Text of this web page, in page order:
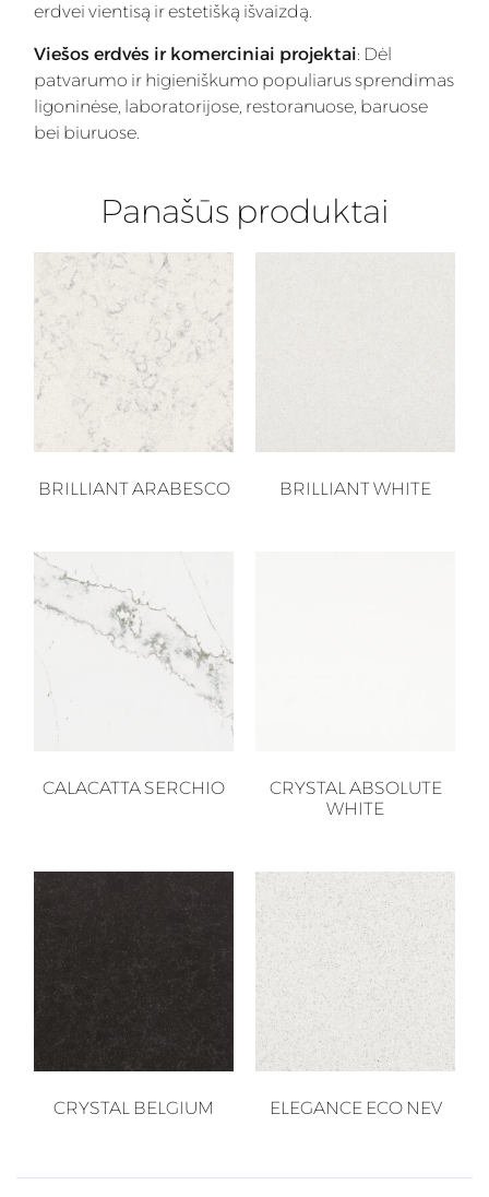
erdvei vientisą ir estetišką išvaizdą.
Viešos erdvės ir komerciniai projektai: Dėl
patvarumo ir higieniškumo populiarus sprendimas
ligoninėse, laboratorijose, restoranuose, baruose
bei biuruose.
Panašūs produktai
BRILLIANT ARABESCO BRILLIANT WHITE
CALACATTA SERCHIO
CRYSTAL ABSOLUTE
WHITE
CRYSTAL BELGIUM ELEGANCE ECO NEV